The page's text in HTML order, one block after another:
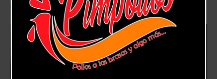
8 mayo, 2019 La Calera